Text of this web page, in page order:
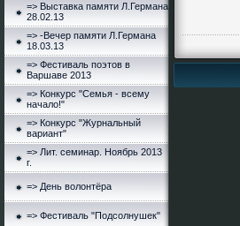
=> Выставка памяти Л.Германа
28.02.13
=> -Вечер памяти Л.Германа
18.03.13
=> Фестиваль поэтов в
Варшаве 2013
=> Конкурс "Семья - всему
начало!"
=> Конкурс "Журнальный
вариант"
=> Лит. семинар. Ноябрь 2013
г.
=> День волонтёра
=> Фестиваль "Подсолнушек"